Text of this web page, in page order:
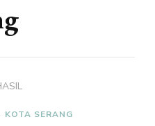
KOTA SERANG